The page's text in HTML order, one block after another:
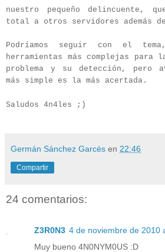
nuestro pequeño delincuente,
total a otros servidores además
Podríamos seguir con el
herramientas más complejas para
problema y su detección, pero
más simple es la más acertada.
Saludos 4n4les ;)
Germán Sánchez Garcés en 22:46
Compartir
24 comentarios:
Z3R0N3 4 de noviembre de 2010
Muy bueno 4N0NYM0US :D